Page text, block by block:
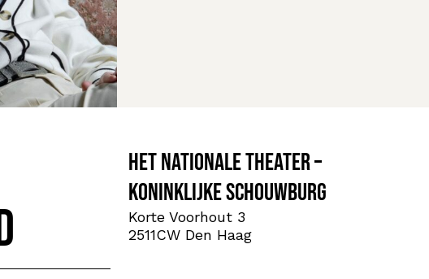
Het Nationale Theater –
Koninklijke Schouwburg
Korte Voorhout 3
2511CW Den Haag